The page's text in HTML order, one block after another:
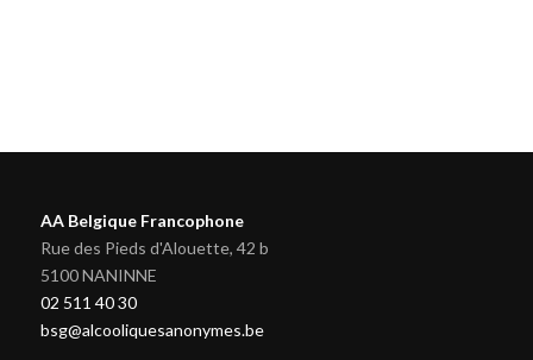
AA Belgique Francophone
Rue des Pieds d'Alouette, 42 b
5100 NANINNE
02 511 40 30
bsg@alcooliquesanonymes.be